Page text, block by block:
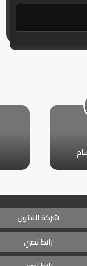
شركة الفنون
رابط نصي